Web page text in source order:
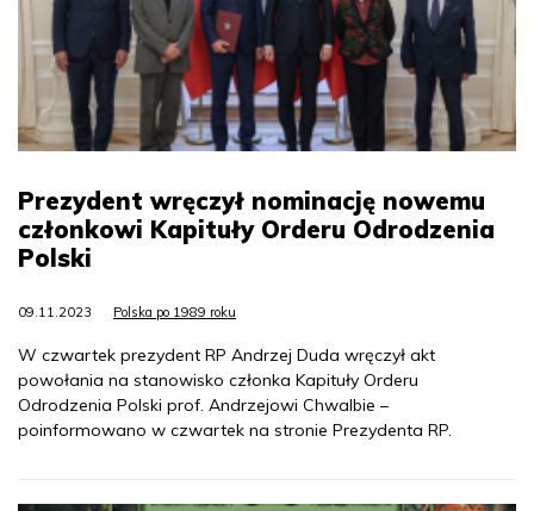
Prezydent wręczył nominację nowemu
członkowi Kapituły Orderu Odrodzenia
Polski
09.11.2023 Polska po 1989 roku
W czwartek prezydent RP Andrzej Duda wręczył akt
powołania na stanowisko członka Kapituły Orderu
Odrodzenia Polski prof. Andrzejowi Chwalbie –
poinformowano w czwartek na stronie Prezydenta RP.